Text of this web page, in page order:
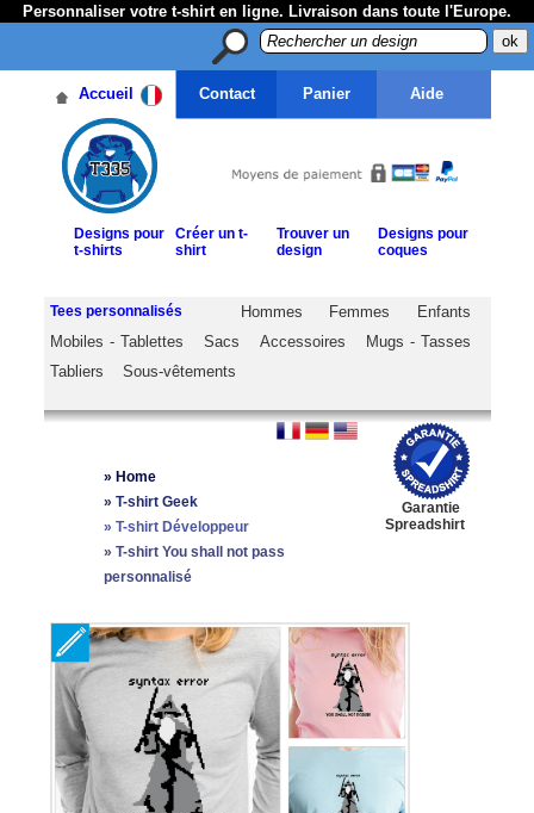
Personnaliser votre t-shirt en ligne. Livraison dans toute l'Europe.
Accueil Contact Panier Aide
Designs pour
t-shirts
Créer un t-
shirt
Trouver un
design
Designs pour
coques
Tees personnalisés Hommes Femmes
Enfants
Mobiles - Tablettes
Sacs Accessoires
Mugs - Tasses
Tabliers
Sous-vêtements
Garantie
Spreadshirt
» Home
» T-shirt Geek
» T-shirt Développeur
» T-shirt You shall not pass
personnalisé